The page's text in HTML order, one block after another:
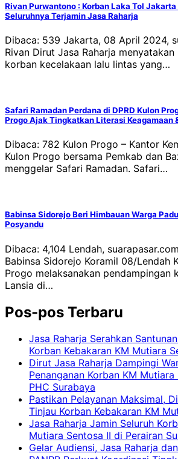
Rivan Purwantono : Korban Laka Tol
Seluruhnya Terjamin Jasa Raharja
Dibaca: 539 Jakarta, 08 April 2024,
Rivan Dirut Jasa Raharja
korban kecelakaan lalu lintas yang…
Safari Ramadan Perdana di DPRD Kulon
Progo Ajak Tingkatkan Literasi Keagamaan
Dibaca: 782 Kulon Progo – Kantor
Kulon Progo bersama Pemkab dan
menggelar Safari Ramadan. Safari…
Babinsa Sidorejo Beri Himbauan Warga
Posyandu
Dibaca: 4,104 Lendah,
Babinsa Sidorejo Koramil 08/Lendah
Progo melaksanakan pendampingan
Lansia di…
Pos-pos Terbaru
Jasa Raharja Serahkan
Korban Kebakaran KM Mutiara
Dirut Jasa Raharja Dampingi
Penanganan Korban KM Mutiara
PHC Surabaya
Pastikan Pelayanan Maksimal,
Tinjau Korban Kebakaran KM
Jasa Raharja Jamin Seluruh
Mutiara Sentosa II di Perairan
Gelar Audiensi, Jasa Raharja